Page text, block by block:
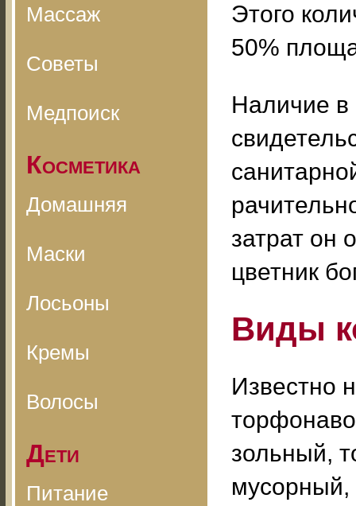
Массаж
Советы
Медпоиск
Косметика
Домашняя
Маски
Лосьоны
Кремы
Волосы
Дети
Питание
Этого
50%
Наличие в
затрат он
цветник
Виды
Известно
зольный,